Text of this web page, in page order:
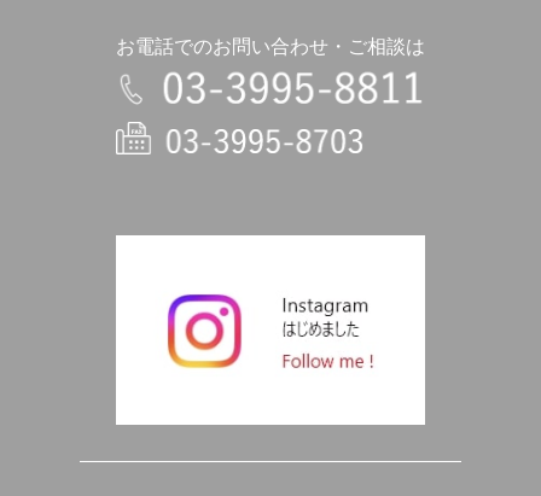
お電話でのお問い合わせ・ご相談は
電話